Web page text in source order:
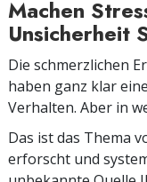
Machen
Unsicherheit
Die schmerzlichen
haben ganz klar
Verhalten. Aber in
Das ist das Thema
erforscht und